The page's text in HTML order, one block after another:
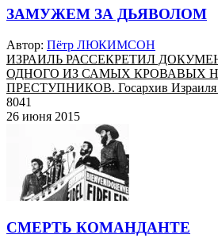
ЗАМУЖЕМ ЗА ДЬЯВОЛОМ
Автор: Пётр ЛЮКИМСОН
ИЗРАИЛЬ РАССЕКРЕТИЛ
ОДНОГО ИЗ САМЫХ КРОВАВЫХ
ПРЕСТУПНИКОВ. Госархив Израиля
8041
26 июня 2015
СМЕРТЬ КОМАНДАНТЕ